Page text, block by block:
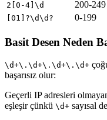
2[0-4]\d
200-249
[01]?\d\d?
0-199
Basit Desen Neden
\d+\.\d+\.\d+\.\d+
başarısız olur:
Geçerli IP adresleri
eşleşir çünkü \d+ sayısal